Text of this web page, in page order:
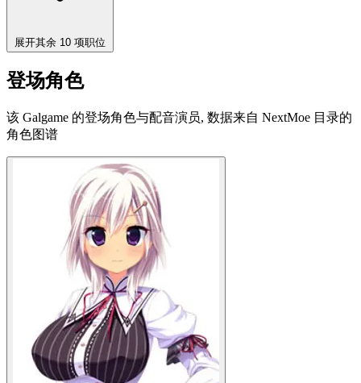
展开其余 10 项职位
登场角色
该 Galgame 的登场角色与配音演员, 数据来自 NextMoe 目录的
角色图谱